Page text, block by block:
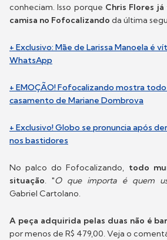
conheciam. Isso porque Chris Flores
camisa no Fofocalizando da última
+ Exclusivo: Mãe de Larissa Manoela é
WhatsApp
+ EMOÇÃO! Fofocalizando mostra
casamento de Mariane Dombrova
+ Exclusivo! Globo se pronuncia após
nos bastidores
No palco do Fofocalizando, todo
situação. "O que importa é quem
Gabriel Cartolano.
A peça adquirida pelas duas não é
por menos de R$ 479,00. Veja o